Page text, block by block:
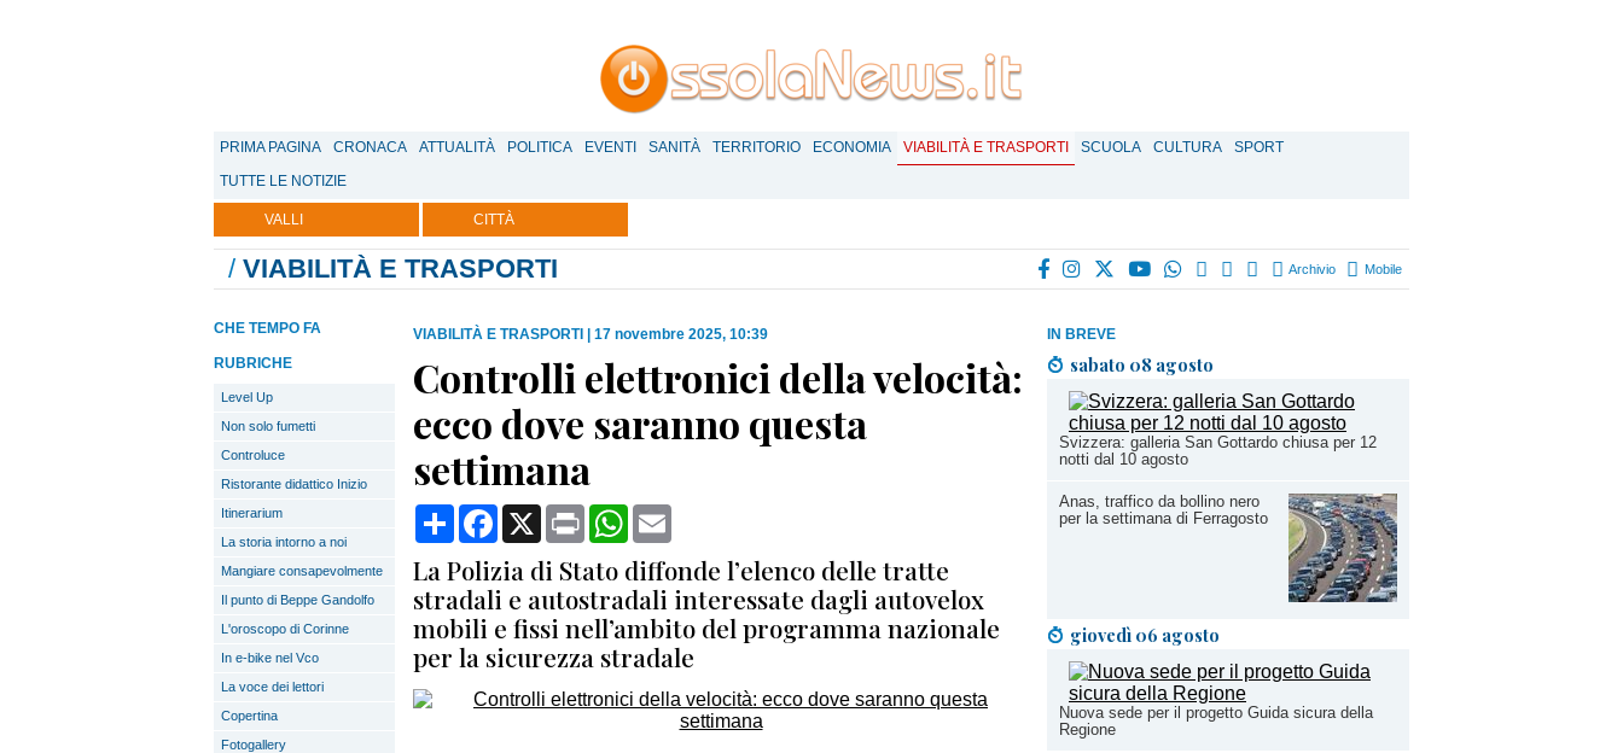
PRIMA PAGINA CRONACA ATTUALITÀ POLITICA EVENTI SANITÀ TERRITORIO ECONOMIA VIABILITÀ E TRASPORTI SCUOLA CULTURA
SPORT
TUTTE LE NOTIZIE
VALLI CITTÀ
/ VIABILITÀ E TRASPORTI Archivio Mobile
IN BREVE
sabato 08 agosto
Svizzera: galleria San Gottardo chiusa per 12
notti dal 10 agosto
Anas, traffico da bollino nero
per la settimana di Ferragosto
giovedì 06 agosto
Nuova sede per il progetto Guida sicura della
Regione
CHE TEMPO FA
RUBRICHE
Level Up
Non solo fumetti
Controluce
Ristorante didattico Inizio
Itinerarium
La storia intorno a noi
Mangiare consapevolmente
Il punto di Beppe Gandolfo
L'oroscopo di Corinne
In e-bike nel Vco
La voce dei lettori
Copertina
Fotogallery
VIABILITÀ E TRASPORTI 17 novembre 2025, 10:39
Controlli elettronici della velocità:
ecco dove saranno questa
settimana
CondividiFacebook
X Print WhatsApp
La Polizia di Stato diffonde l’elenco delle tratte
stradali e autostradali interessate dagli autovelox
mobili e fissi nell’ambito del programma nazionale
per la sicurezza stradale